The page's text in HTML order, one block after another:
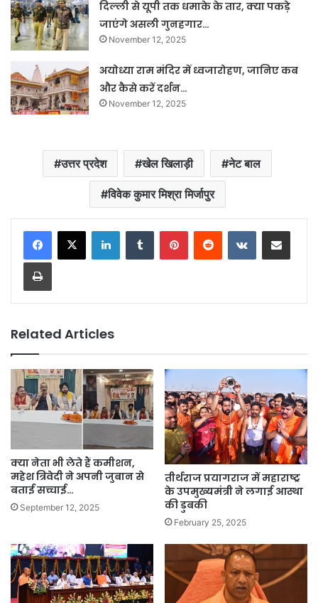
दिल्ली से यूपी तक धमाके के तार, क्या पकड़े
जाएंगे असली गुनहगार…
November 12, 2025
अयोध्या राम मंदिर में ध्वजारोहण, जानिए कब
और कैसे करें दर्शन…
November 12, 2025
उत्तर प्रदेश खेल खिलाड़ी नेट बाल
विवेक कुमार मिश्रा मिर्जापुर
LinkedInTumblr PinterestReddit VKontakteShare via Email
Print
Related Articles
क्या नेता भी लेते हैं कमीशन,
महेश त्रिवेदी ने अपनी जुबान से
बताई सच्चाई…
September 12, 2025
तीर्थराज प्रयागराज में महाराष्ट्र
के उपमुख्यमंत्री ने लगाई आस्था
की डुबकी
February 25, 2025